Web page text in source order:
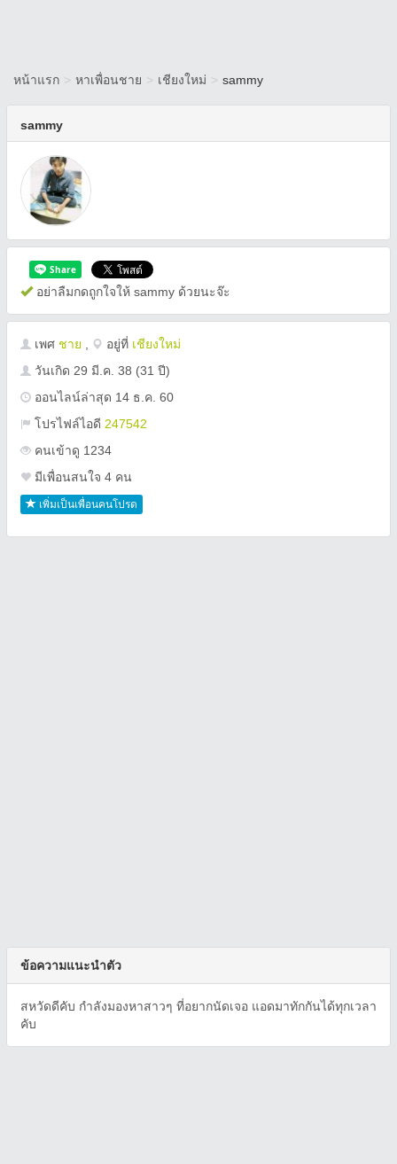
หน้าแรก > หาเพื่อนชาย > เชียงใหม่ > sammy
sammy
อย่าลืมกดถูกใจให้ sammy ด้วยนะจ๊ะ
เพศ ชาย อยู่ที่ เชียงใหม่
วันเกิด 29 มี.ค. 38 (31 ปี)
ออนไลน์ล่าสุด 14 ธ.ค. 60
โปรไฟล์ไอดี 247542
คนเข้าดู 1234
มีเพื่อนสนใจ 4 คน
เพิ่มเป็นเพื่อนคนโปรด
ข้อความแนะนำตัว
สหวัดดีคับ กำลังมองหาสาวๆ ที่อยากนัดเจอ แอดมาทักกันได้ทุกเวลา
คับ